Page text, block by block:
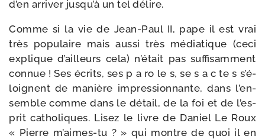
d’en arri­ver jus­qu’à un tel délire.
Comme si la vie de Jean-​Paul II, pape il est vrai
très popu­laire mais aus­si très média­tique (ceci
explique d’ailleurs cela) n’é­tait pas suf­fi­sam­ment
connue ! Ses écrits, ses p a ro le s, se s a c te s s’é­
loignent de manière impres­sion­nante, dans l’en­
semble comme dans le détail, de la foi et de l’es­
prit catho­liques. Lisez le livre de Daniel Le Roux
« Pierre m’aimes-​tu ? » qui montre de quoi il en